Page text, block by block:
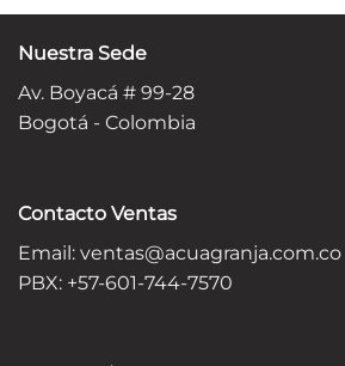
Nuestra Sede
Av. Boyacá # 99-28
Bogotá - Colombia
Contacto Ventas
Email: ventas@acuagranja.com.co
PBX: +57-601-744-7570